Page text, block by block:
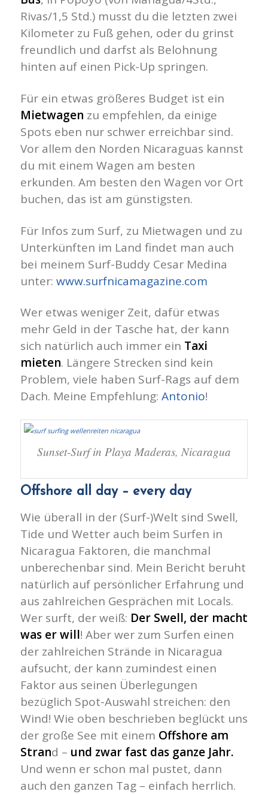
Rivas/1,5 Std.) musst du die letzten zwei
Kilometer zu Fuß gehen, oder du grinst
freundlich und darfst als Belohnung
hinten auf einen Pick-Up springen.
Für ein etwas größeres Budget ist ein
Mietwagen zu empfehlen, da einige
Spots eben nur schwer erreichbar sind.
Vor allem den Norden Nicaraguas kannst
du mit einem Wagen am besten
erkunden. Am besten den Wagen vor Ort
buchen, das ist am günstigsten.
Für Infos zum Surf, zu Mietwagen und zu
Unterkünften im Land findet man auch
bei meinem Surf-Buddy Cesar Medina
unter: www.surfnicamagazine.com
Wer etwas weniger Zeit, dafür etwas
mehr Geld in der Tasche hat, der kann
sich natürlich auch immer ein Taxi
mieten. Längere Strecken sind kein
Problem, viele haben Surf-Rags auf dem
Dach. Meine Empfehlung: Antonio!
Sunset-Surf in Playa Maderas, Nicaragua
Offshore all day – every day
Wie überall in der (Surf-)Welt sind Swell,
Tide und Wetter auch beim Surfen in
Nicaragua Faktoren, die manchmal
unberechenbar sind. Mein Bericht beruht
natürlich auf persönlicher Erfahrung und
aus zahlreichen Gesprächen mit Locals.
Wer surft, der weiß: Der Swell, der macht
was er will! Aber wer zum Surfen einen
der zahlreichen Strände in Nicaragua
aufsucht, der kann zumindest einen
Faktor aus seinen Überlegungen
bezüglich Spot-Auswahl streichen: den
Wind! Wie oben beschrieben beglückt uns
der große See mit einem Offshore am
Strand – und zwar fast das ganze Jahr.
Und wenn er schon mal pustet, dann
auch den ganzen Tag – einfach herrlich.